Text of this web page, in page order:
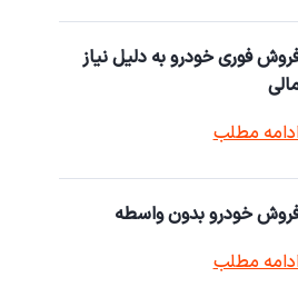
فوری خودرو به دلیل نیاز
مطلب
خودرو بدون واسطه
مطلب